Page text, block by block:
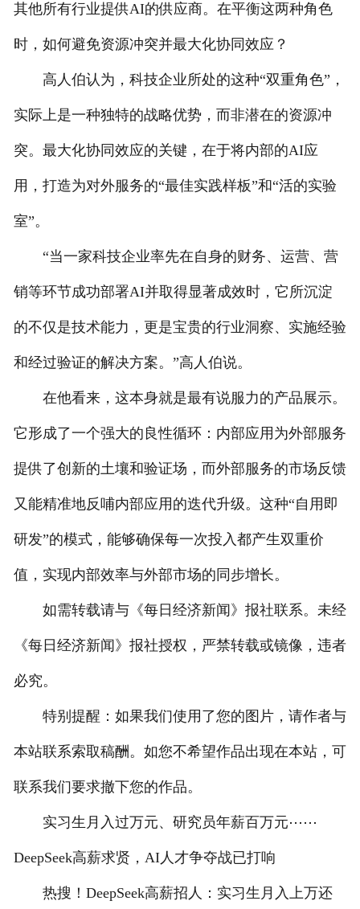
其他所有行业提供AI的供应商。在平衡这两种角色
时，如何避免资源冲突并最大化协同效应？
高人伯认为，科技企业所处的这种“双重角色”，
实际上是一种独特的战略优势，而非潜在的资源冲
突。最大化协同效应的关键，在于将内部的AI应
用，打造为对外服务的“最佳实践样板”和“活的实验
室”。
“当一家科技企业率先在自身的财务、运营、营
销等环节成功部署AI并取得显著成效时，它所沉淀
的不仅是技术能力，更是宝贵的行业洞察、实施经验
和经过验证的解决方案。”高人伯说。
在他看来，这本身就是最有说服力的产品展示。
它形成了一个强大的良性循环：内部应用为外部服务
提供了创新的土壤和验证场，而外部服务的市场反馈
又能精准地反哺内部应用的迭代升级。这种“自用即
研发”的模式，能够确保每一次投入都产生双重价
值，实现内部效率与外部市场的同步增长。
如需转载请与《每日经济新闻》报社联系。未经
《每日经济新闻》报社授权，严禁转载或镜像，违者
必究。
特别提醒：如果我们使用了您的图片，请作者与
本站联系索取稿酬。如您不希望作品出现在本站，可
联系我们要求撤下您的作品。
实习生月入过万元、研究员年薪百万元⋯⋯
DeepSeek高薪求贤，AI人才争夺战已打响
热搜！DeepSeek高薪招人：实习生月入上万还